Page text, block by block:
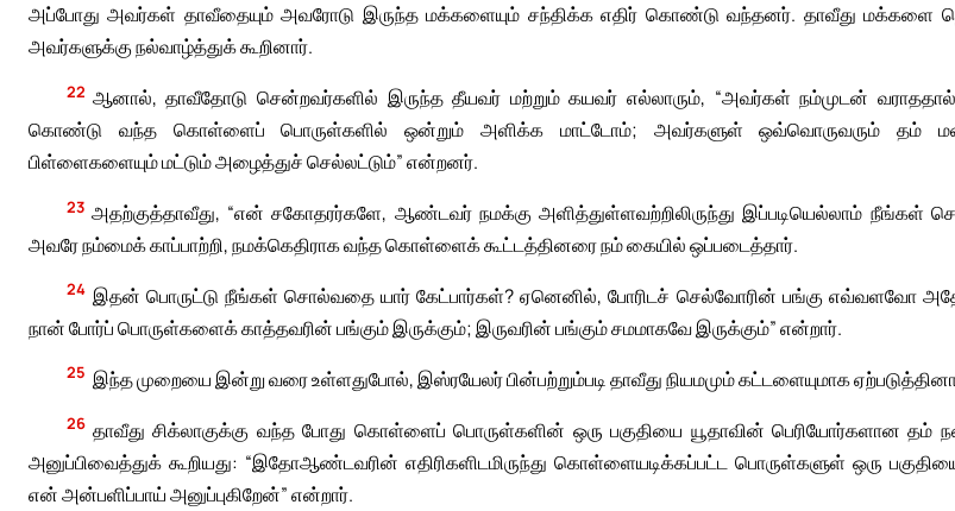
அப்போது அவர்கள் தாவீதையும் அவரோடு இருந்த மக்களையும் சந்திக்க எதிர் கொண்டு வந்தனர். தாவீது மக்களை
அவர்களுக்கு நல்வாழ்த்துக் கூறினார்.
22 ஆனால், தாவீதோடு சென்றவர்களில் இருந்த தீயவர் மற்றும் கயவர் எல்லாரும், “அவர்கள் நம்முடன் வராததால்
கொண்டு வந்த கொள்ளைப் பொருள்களில் ஒன்றும் அளிக்க மாட்டோம்; அவர்களுள் ஒவ்வொருவரும் தம்
பிள்ளைகளையும் மட்டும் அழைத்துச் செல்லட்டும்” என்றனர்.
23 அதற்குத்தாவீது, “என் சகோதரர்களே, ஆண்டவர் நமக்கு அளித்துள்ளவற்றிலிருந்து இப்படியெல்லாம் நீங்கள்
அவரே நம்மைக் காப்பாற்றி, நமக்கெதிராக வந்த கொள்ளைக் கூட்டத்தினரை நம் கையில் ஒப்படைத்தார்.
24 இதன் பொருட்டு நீங்கள் சொல்வதை யார் கேட்பார்கள்? ஏனெனில், போரிடச் செல்வோரின் பங்கு எவ்வளவோ
நான் போர்ப் பொருள்களைக் காத்தவரின் பங்கும் இருக்கும்; இருவரின் பங்கும் சமமாகவே இருக்கும்” என்றார்.
25 இந்த முறையை இன்று வரை உள்ளதுபோல், இஸ்ரயேலர் பின்பற்றும்படி தாவீது நியமமும் கட்டளையுமாக
26 தாவீது சிக்லாகுக்கு வந்த போது கொள்ளைப் பொருள்களின் ஒரு பகுதியை யூதாவின் பெரியோர்களான தம்
அனுப்பிவைத்துக் கூறியது: “இதோஆண்டவரின் எதிரிகளிடமிருந்து கொள்ளையடிக்கப்பட்ட பொருள்களுள் ஒரு
என் அன்பளிப்பாய் அனுப்புகிறேன்” என்றார்.